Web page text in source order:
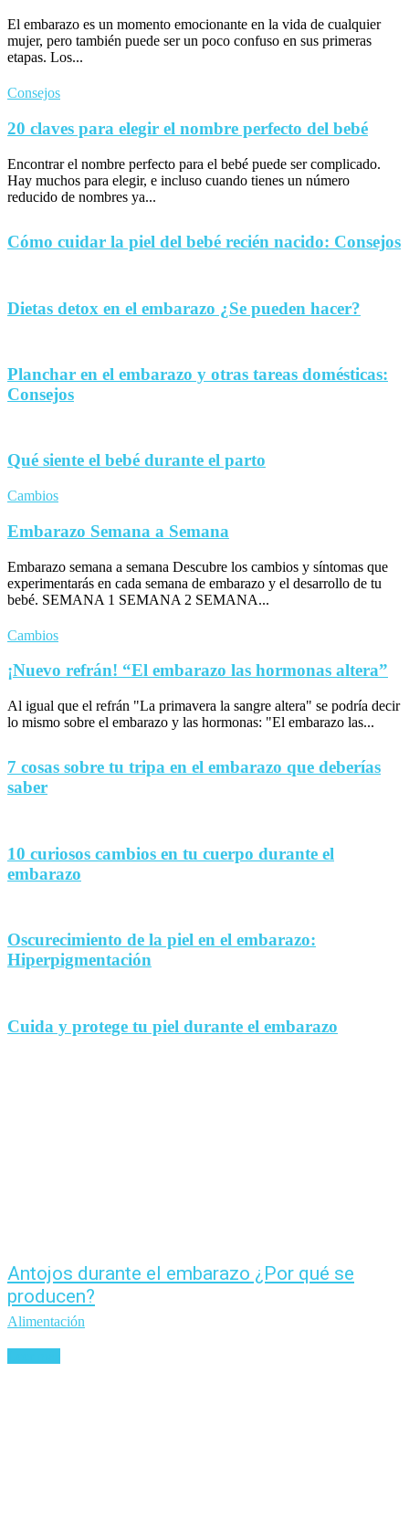
El embarazo es un momento emocionante en la vida de cualquier
mujer, pero también puede ser un poco confuso en sus primeras
etapas. Los...
Consejos
20 claves para elegir el nombre perfecto del bebé
Encontrar el nombre perfecto para el bebé puede ser complicado.
Hay muchos para elegir, e incluso cuando tienes un número
reducido de nombres ya...
Cómo cuidar la piel del bebé recién nacido: Consejos
Dietas detox en el embarazo ¿Se pueden hacer?
Planchar en el embarazo y otras tareas domésticas:
Consejos
Qué siente el bebé durante el parto
Cambios
Embarazo Semana a Semana
Embarazo semana a semana Descubre los cambios y síntomas que
experimentarás en cada semana de embarazo y el desarrollo de tu
bebé. SEMANA 1 SEMANA 2 SEMANA...
Cambios
¡Nuevo refrán! “El embarazo las hormonas altera”
Al igual que el refrán "La primavera la sangre altera" se podría decir
lo mismo sobre el embarazo y las hormonas: "El embarazo las...
7 cosas sobre tu tripa en el embarazo que deberías
saber
10 curiosos cambios en tu cuerpo durante el
embarazo
Oscurecimiento de la piel en el embarazo:
Hiperpigmentación
Cuida y protege tu piel durante el embarazo
Antojos durante el embarazo ¿Por qué se
producen?
Alimentación